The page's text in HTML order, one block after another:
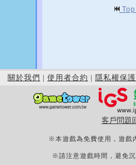
關於我們 | 使用者合約 | 隱私權保護
客戶問題
※本遊戲為免費使用，遊戲
※請注意遊戲時間，避免